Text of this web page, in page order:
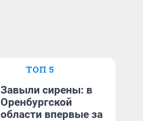
ТОП 5
Завыли сирены: в
Оренбургской
области впервые за